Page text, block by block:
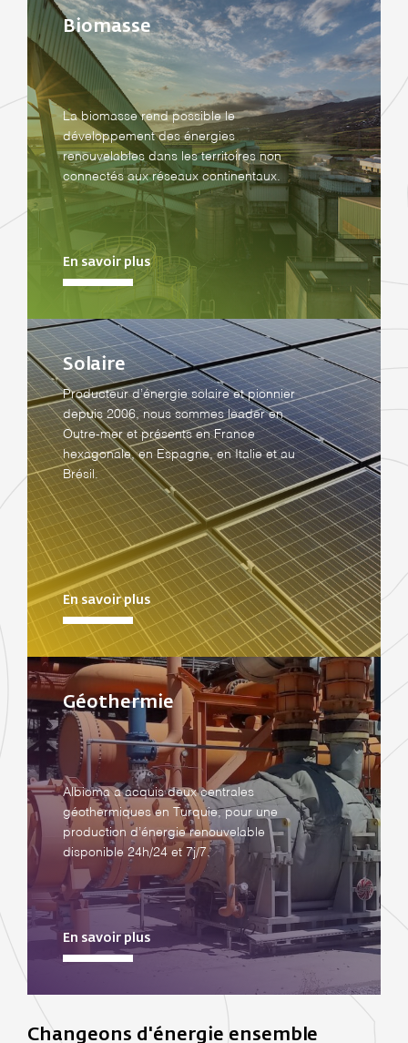
Biomasse
La biomasse rend possible le
développement des énergies
renouvelables dans les territoires non
connectés aux réseaux continentaux.
En savoir plus
Solaire
Producteur d’énergie solaire et pionnier
depuis 2006, nous sommes leader en
Outre-mer et présents en France
hexagonale, en Espagne, en Italie et au
Brésil.
En savoir plus
Géothermie
Albioma a acquis deux centrales
géothermiques en Turquie, pour une
production d’énergie renouvelable
disponible 24h/24 et 7j/7.
En savoir plus
Changeons d'énergie ensemble